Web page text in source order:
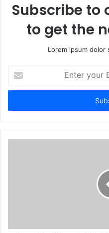
Subscribe to
to get the
Lorem ipsum
t
r
y
d